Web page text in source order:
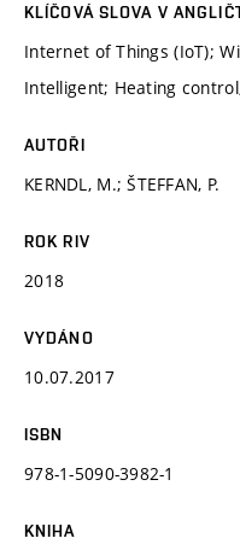
KLÍČOVÁ SLOVA V
Internet of Things (IoT);
Intelligent; Heating
AUTOŘI
KERNDL, M.; ŠTEFFAN, P.
ROK RIV
2018
VYDÁNO
10.07.2017
ISBN
978-1-5090-3982-1
KNIHA